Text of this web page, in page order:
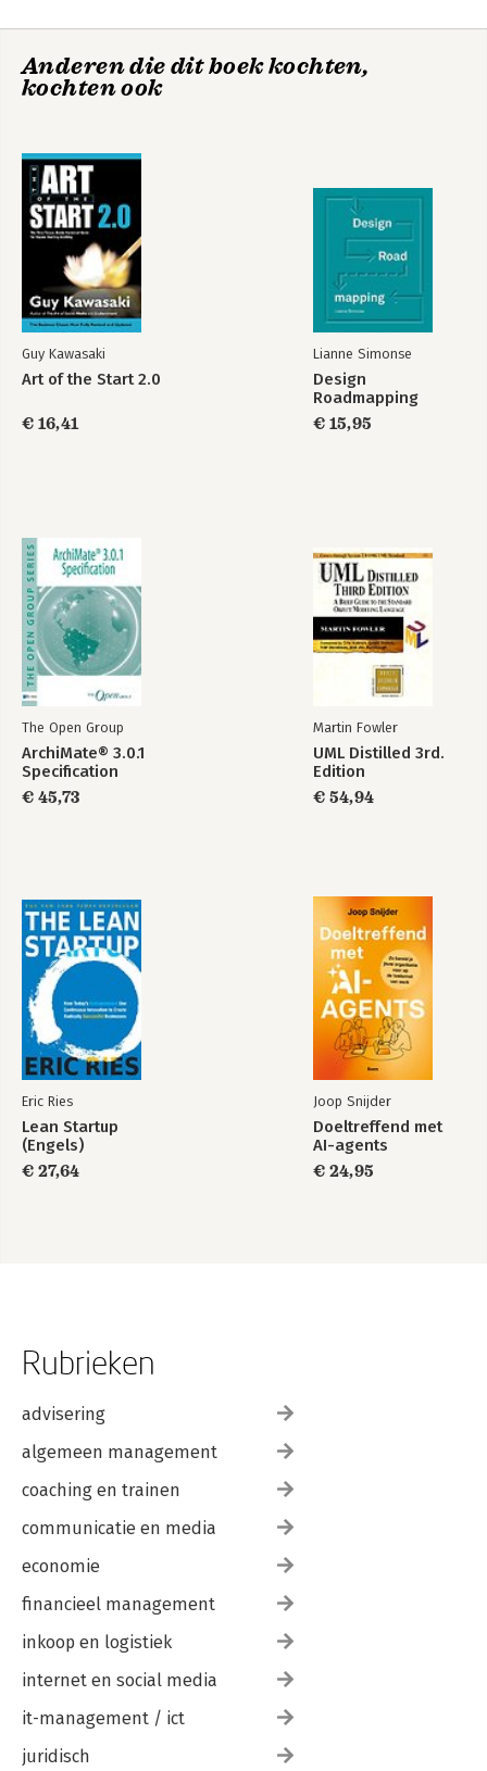
De Lean startup Incorruptible
Lean Analytics De Lean startup
6. Test
7. Measure
Part 3: Acceleratie
9. Batch
10. Grow
11. Adapt
12. Innovate
13. Epilogue: Waste Not
14. Join the Movement
Endnotes
Disclosures
Acknowledgements
Anderen die dit boek kochten,
kochten ook
Guy Kawasaki
Art of the Start 2.0
€ 16,41
Lianne Simonse
Design
Roadmapping
€ 15,95
The Open Group
ArchiMate® 3.0.1
Specification
€ 45,73
Martin Fowler
UML Distilled 3rd.
Edition
€ 54,94
Eric Ries
Lean Startup
(Engels)
€ 27,64
Joop Snijder
Doeltreffend met
AI-agents
€ 24,95
Rubrieken
advisering
algemeen management
coaching en trainen
communicatie en media
economie
financieel management
inkoop en logistiek
internet en social media
it-management / ict
juridisch